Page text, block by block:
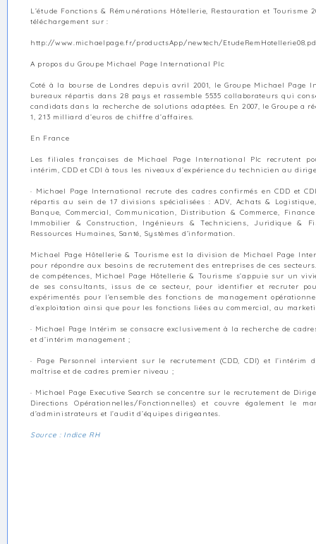
L’étude Fonctions & Rémunérations Hôtellerie, Restauration et Tourisme
téléchargement sur :
http://www.michaelpage.fr/productsApp/newtech/
A propos du Groupe Michael Page International Plc
Coté à la bourse de Londres depuis avril 2001, le Groupe Michael Page
bureaux répartis dans 28 pays et rassemble 5535 collaborateurs qui
candidats dans la recherche de solutions adaptées. En 2007, le Groupe a
1, 213 milliard d’euros de chiffre d’affaires.
En France
Les filiales françaises de Michael Page International Plc recrutent
intérim, CDD et CDI à tous les niveaux d’expérience du technicien au
· Michael Page International recrute des cadres confirmés en CDD et
répartis au sein de 17 divisions spécialisées : ADV, Achats &
Banque, Commercial, Communication, Distribution & Commerce,
Immobilier & Construction, Ingénieurs & Techniciens, Juridique &
Ressources Humaines, Santé, Systèmes d’information.
Michael Page Hôtellerie & Tourisme est la division de Michael Page
pour répondre aux besoins de recrutement des entreprises de ces
de compétences, Michael Page Hôtellerie & Tourisme s’appuie sur un
de ses consultants, issus de ce secteur, pour identifier et recruter
expérimentés pour l’ensemble des fonctions de management
d’exploitation ainsi que pour les fonctions liées au commercial, au
· Michael Page Intérim se consacre exclusivement à la recherche de
et d’intérim management ;
· Page Personnel intervient sur le recrutement (CDD, CDI) et l’intérim
maîtrise et de cadres premier niveau ;
· Michael Page Executive Search se concentre sur le recrutement de
Directions Opérationnelles/Fonctionnelles) et couvre également le
d’administrateurs et l’audit d’équipes dirigeantes.
Source : Indice RH